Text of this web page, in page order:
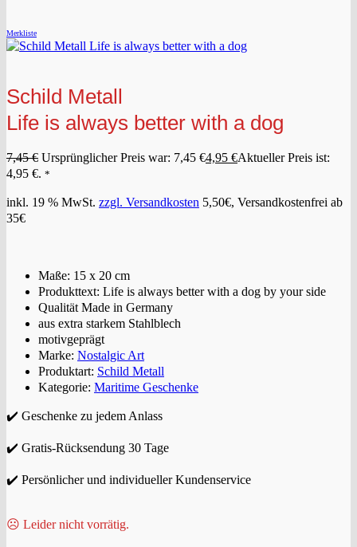
Merkliste
Schild Metall
Life is always better with a dog
7,45€ Ursprünglicher Preis war: 7,45 €4,95 €Aktueller Preis ist:
4,95 €. *
inkl. 19 % MwSt. zzgl. Versandkosten 5,50€, Versandkostenfrei ab
35€
Maße: 15 x 20 cm
Produkttext: Life is always better with a dog by your side
Qualität Made in Germany
aus extra starkem Stahlblech
motivgeprägt
Marke: Nostalgic Art
Produktart: Schild Metall
Kategorie: Maritime Geschenke
✔️ Geschenke zu jedem Anlass
✔️ Gratis-Rücksendung 30 Tage
✔️ Persönlicher und individueller Kundenservice
☹️ Leider nicht vorrätig.